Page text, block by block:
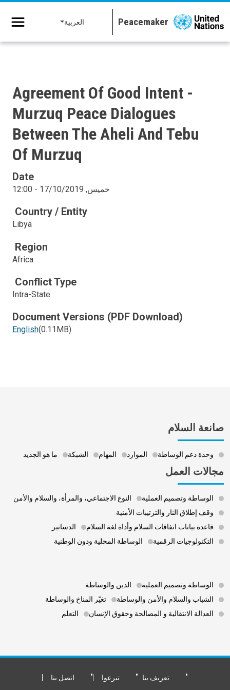
تجاوز إلى المحتوى الرئيسي
العربية
Agreement Of Good Intent -
Murzuq Peace Dialogues
Between The Aheli And Tebu
Of Murzuq
Date
خميس, 17/10/2019 - 12:00
Country / Entity
Libya
Region
Africa
Conflict Type
Intra-State
Document Versions (PDF Download)
English(0.11MB)
صانعة السلام
وحدة دعم الوساطة الموارد المهام الشبكة ما هو الجديد
مجالات العمل
الوساطة وتصميم العملية
النوع الاجتماعي، والمرأة، والسلام والأمن
وقف إطلاق النار والترتيبات الأمنية
قاعدة بيانات اتفاقات السلام وأداة لغة السلام
الدساتير
التكنولوجيات الرقمية
الوساطة المحلية ودون الوطنية
Footer 3
الوساطة وتصميم العملية
الدين والوساطة
الشباب والسلام والأمن والوساطة
تغيّر المناخ والوساطة
العدالة الانتقالية و المصالحة وحقوق الإنسان
التعلم
Footer Bottom
تعريف بنا تبرعوا اتصل بنا